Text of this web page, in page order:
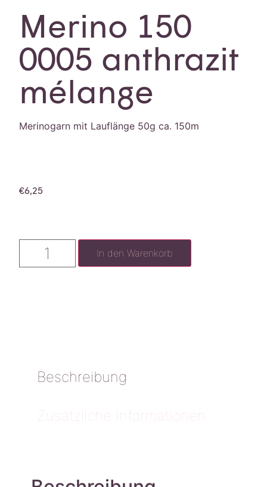
Merino 150
0005 anthrazit
mélange
Merinogarn mit Lauflänge 50g ca. 150m
€6,25
In den Warenkorb
Beschreibung
Zusätzliche Informationen